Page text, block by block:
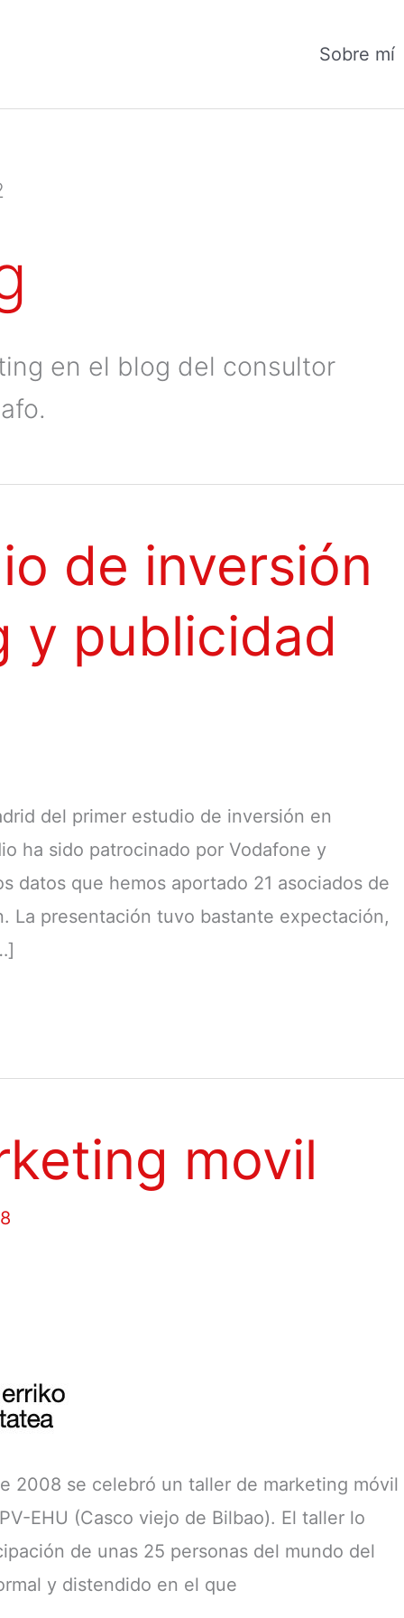
Sobre mí
en el blog del consultor
de inversión
y publicidad
del primer estudio de inversión en
ha sido patrocinado por Vodafone y
datos que hemos aportado 21 asociados de
La presentación tuvo bastante expectación,
movil
2008 se celebró un taller de marketing móvil
EHU (Casco viejo de Bilbao). El taller lo
de unas 25 personas del mundo del
y distendido en el que